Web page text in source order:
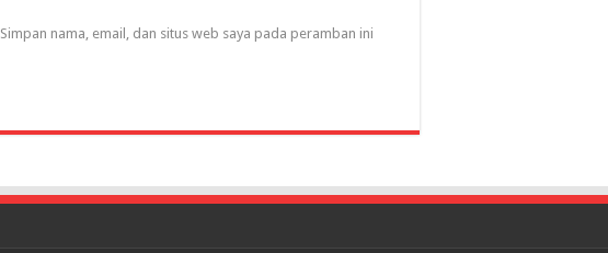
Simpan nama, email, dan situs web saya pada peramban ini